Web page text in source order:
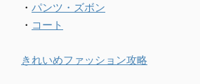
・ パンツ・ズボン
・ コート
きれいめファッション攻略